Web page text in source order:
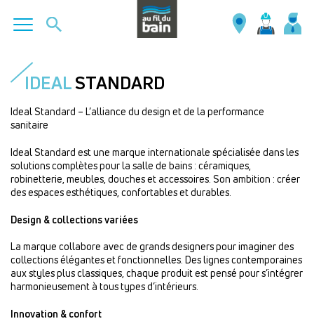
contenu
principal
IDEALSTANDARD
Ideal Standard – L’alliance du design et de la performance
sanitaire
Ideal Standard est une marque internationale spécialisée dans les
solutions complètes pour la salle de bains : céramiques,
robinetterie, meubles, douches et accessoires. Son ambition : créer
des espaces esthétiques, confortables et durables.
Design & collections variées
La marque collabore avec de grands designers pour imaginer des
collections élégantes et fonctionnelles. Des lignes contemporaines
aux styles plus classiques, chaque produit est pensé pour s’intégrer
harmonieusement à tous types d’intérieurs.
Innovation & confort